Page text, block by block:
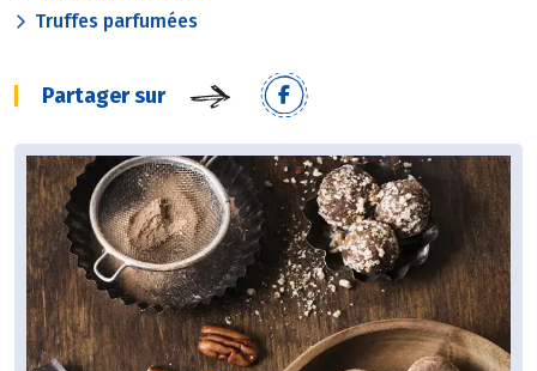
Truffes parfumées
Partager sur